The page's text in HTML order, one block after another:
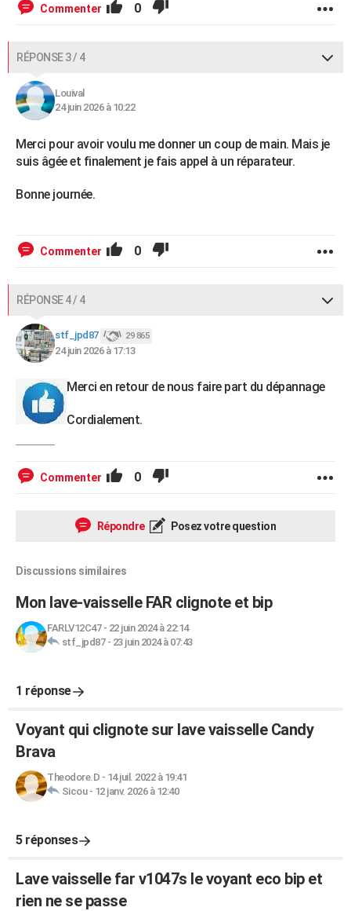
Commenter 0
RÉPONSE 3 / 4
Louival
24 juin 2026 à 10:22
Merci pour avoir voulu me donner un coup de main. Mais je
suis âgée et finalement je fais appel à un réparateur.
Bonne journée.
Commenter 0
RÉPONSE 4 / 4
stf_jpd87 29 865
24 juin 2026 à 17:13
Merci en retour de nous faire part du dépannage
Cordialement.
Commenter 0
Répondre Posez votre question
Discussions similaires
Mon lave-vaisselle FAR clignote et bip
FARLV12C47- 22 juin 2024 à 22:14
stf_jpd87- 23 juin 2024 à 07:43
1 réponse
Voyant qui clignote sur lave vaisselle Candy
Brava
Theodore.D - 14 juil. 2022 à 19:41
Sicou- 12 janv. 2026 à 12:40
5 réponses
Lave vaisselle far v1047s le voyant eco bip et
rien ne se passe